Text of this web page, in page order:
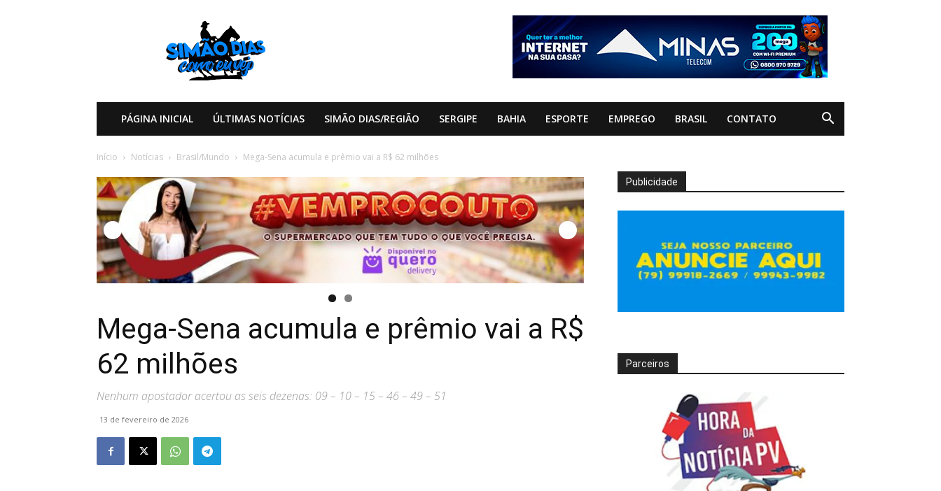
PÁGINA INICIAL ÚLTIMAS NOTÍCIAS SIMÃO DIAS/REGIÃO SERGIPE BAHIA ESPORTE EMPREGO BRASIL CONTATO
Início Notícias Brasil/Mundo Mega-Sena acumula e prêmio vai a R$ 62 milhões
Mega-Sena acumula e prêmio vai a R$
62 milhões
Nenhum apostador acertou as seis dezenas: 09 – 10 – 15 – 46 – 49 – 51
13 de fevereiro de 2026
Publicidade
Parceiros